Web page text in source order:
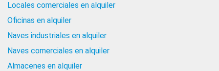
Locales comerciales en alquiler
Oficinas en alquiler
Naves industriales en alquiler
Naves comerciales en alquiler
Almacenes en alquiler